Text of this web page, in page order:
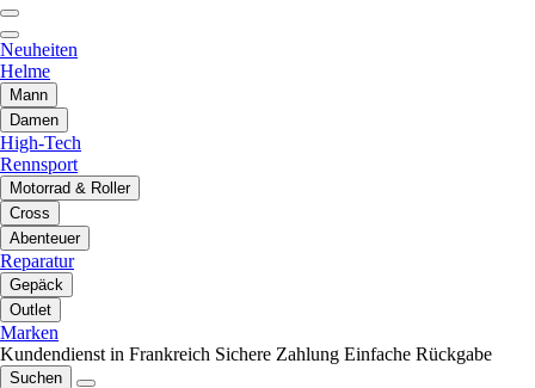
Neuheiten
Helme
Mann
Damen
High-Tech
Rennsport
Motorrad & Roller
Cross
Abenteuer
Reparatur
Gepäck
Outlet
Marken
Kundendienst in Frankreich Sichere Zahlung Einfache Rückgabe
Suchen